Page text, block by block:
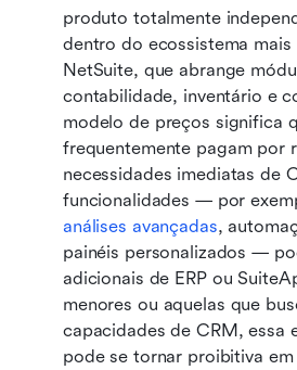
produto totalmente
dentro do ecossistema
NetSuite, que abrange
contabilidade, inventário e
modelo de preços significa
frequentemente pagam por
necessidades imediatas de
análises avançadas,
painéis personalizados —
adicionais de ERP ou
menores ou aquelas que
capacidades de CRM, essa
pode se tornar proibitiva